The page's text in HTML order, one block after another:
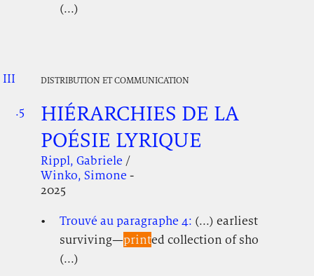
(...)
III DISTRIBUTION ET COMMUNICATION
.5
HIÉRARCHIES DE LA
POÉSIE LYRIQUE
Rippl, Gabriele /
Winko, Simone -
2025
Trouvé au paragraphe 4: (...) earliest
surviving—printed collection of sho
(...)